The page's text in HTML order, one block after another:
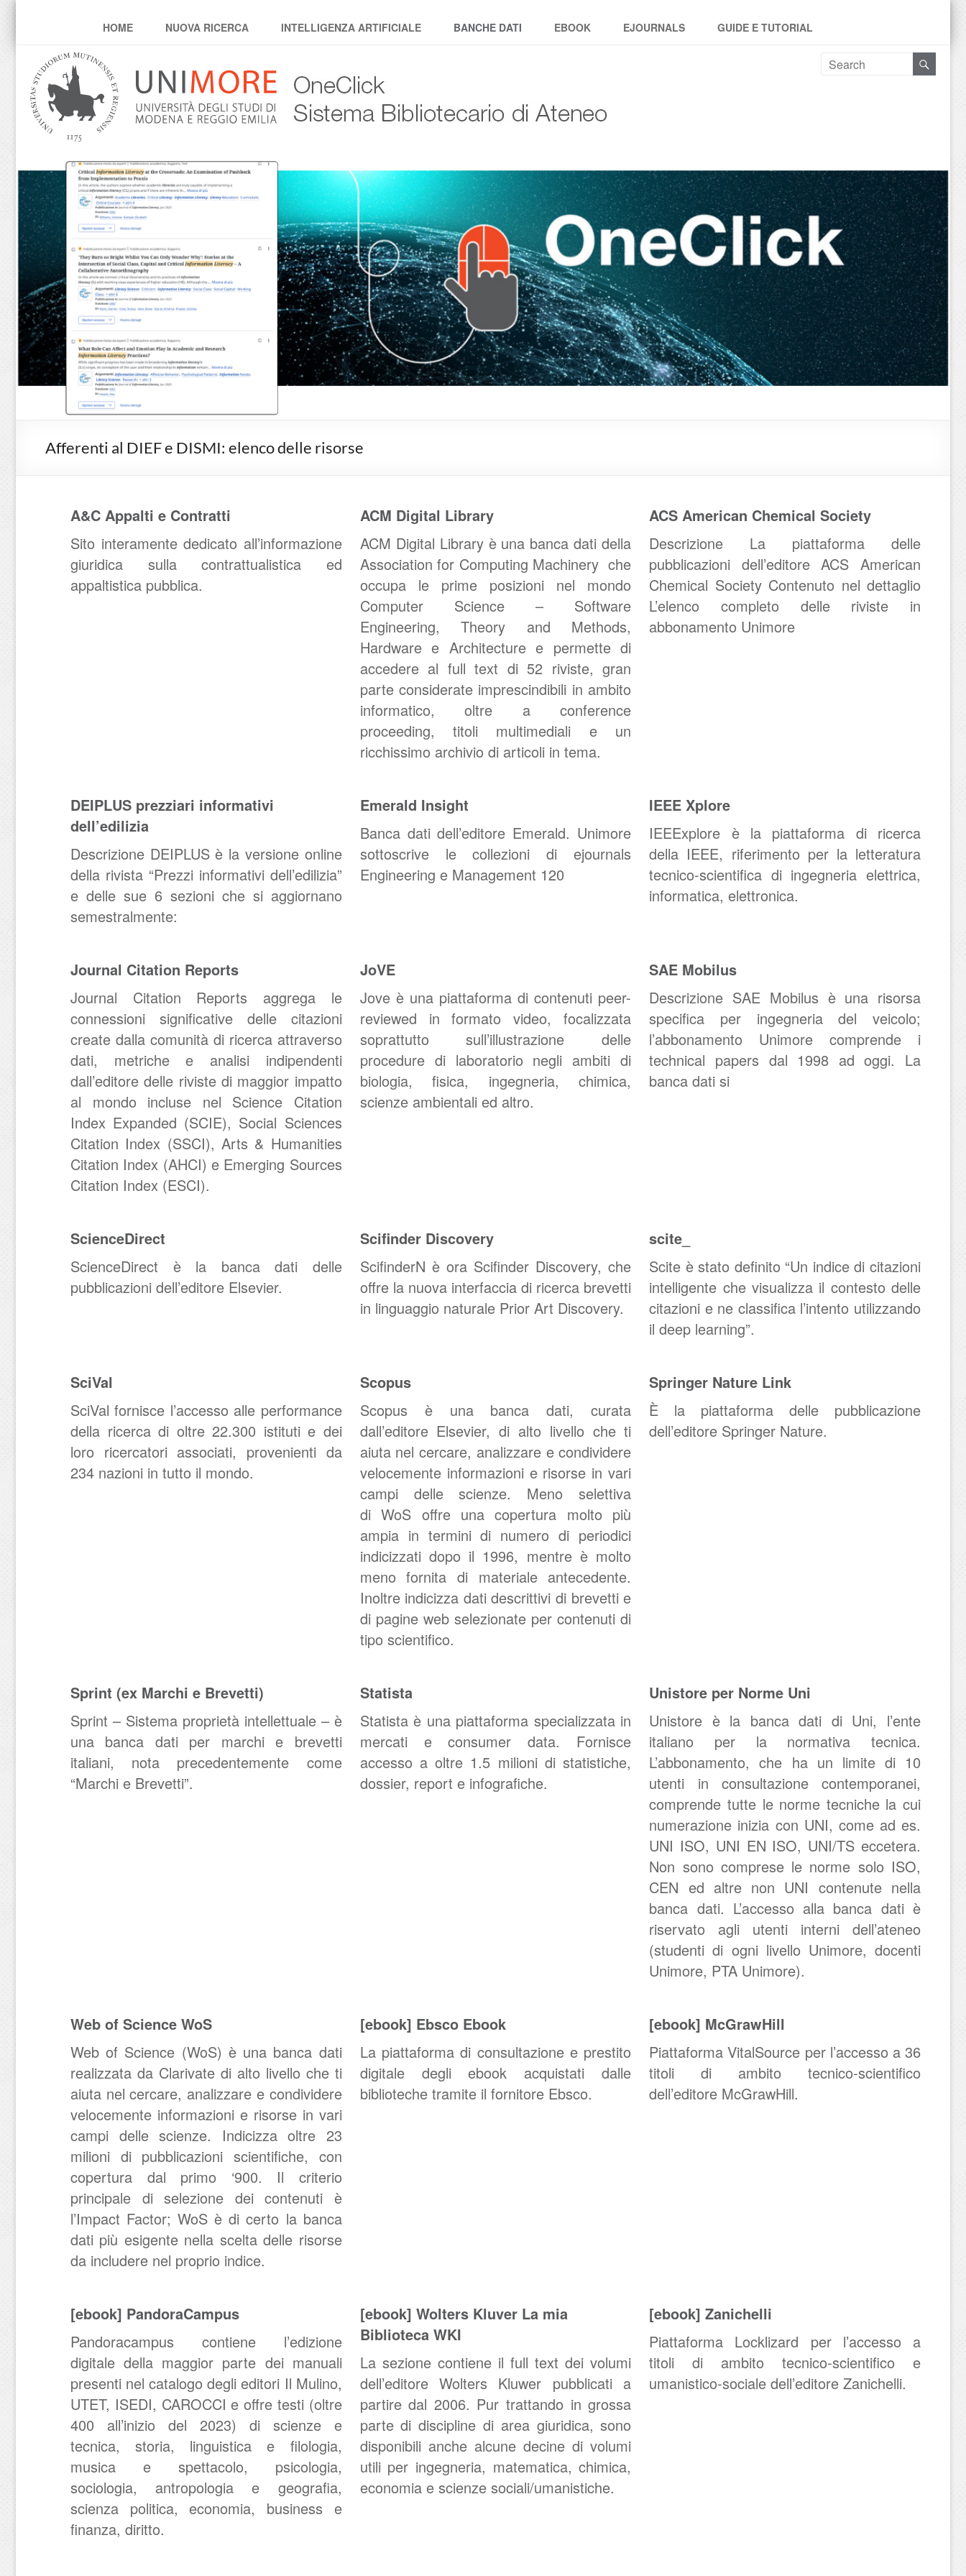
oneclick
HOME NUOVA RICERCA INTELLIGENZA ARTIFICIALE BANCHE DATI EBOOK EJOURNALS GUIDE E TUTORIAL
Afferenti al DIEF e DISMI: elenco delle risorse
A&C Appalti e Contratti
Sito interamente dedicato all’informazione
giuridica sulla contrattualistica ed
appaltistica pubblica.
ACM Digital Library
ACM Digital Library è una banca dati della
Association for Computing Machinery che
occupa le prime posizioni nel mondo
Computer Science – Software
Engineering, Theory and Methods,
Hardware e Architecture e permette di
accedere al full text di 52 riviste, gran
parte considerate imprescindibili in ambito
informatico, oltre a conference
proceeding, titoli multimediali e un
ricchissimo archivio di articoli in tema.
ACS American Chemical Society
Descrizione La piattaforma delle
pubblicazioni dell’editore ACS American
Chemical Society Contenuto nel dettaglio
L’elenco completo delle riviste in
abbonamento Unimore
DEIPLUS prezziari informativi
dell’edilizia
Descrizione DEIPLUS è la versione online
della rivista “Prezzi informativi dell’edilizia”
e delle sue 6 sezioni che si aggiornano
semestralmente:
Emerald Insight
Banca dati dell’editore Emerald. Unimore
sottoscrive le collezioni di ejournals
Engineering e Management 120
IEEE Xplore
IEEExplore è la piattaforma di ricerca
della IEEE, riferimento per la letteratura
tecnico-scientifica di ingegneria elettrica,
informatica, elettronica.
Journal Citation Reports
Journal Citation Reports aggrega le
connessioni significative delle citazioni
create dalla comunità di ricerca attraverso
dati, metriche e analisi indipendenti
dall’editore delle riviste di maggior impatto
al mondo incluse nel Science Citation
Index Expanded (SCIE), Social Sciences
Citation Index (SSCI), Arts & Humanities
Citation Index (AHCI) e Emerging Sources
Citation Index (ESCI).
JoVE
Jove è una piattaforma di contenuti peer-
reviewed in formato video, focalizzata
soprattutto sull’illustrazione delle
procedure di laboratorio negli ambiti di
biologia, fisica, ingegneria, chimica,
scienze ambientali ed altro.
SAE Mobilus
Descrizione SAE Mobilus è una risorsa
specifica per ingegneria del veicolo;
l’abbonamento Unimore comprende i
technical papers dal 1998 ad oggi. La
banca dati si
ScienceDirect
ScienceDirect è la banca dati delle
pubblicazioni dell’editore Elsevier.
Scifinder Discovery
ScifinderN è ora Scifinder Discovery, che
offre la nuova interfaccia di ricerca brevetti
in linguaggio naturale Prior Art Discovery.
scite_
Scite è stato definito “Un indice di citazioni
intelligente che visualizza il contesto delle
citazioni e ne classifica l’intento utilizzando
il deep learning”.
SciVal
SciVal fornisce l’accesso alle performance
della ricerca di oltre 22.300 istituti e dei
loro ricercatori associati, provenienti da
234 nazioni in tutto il mondo.
Scopus
Scopus è una banca dati, curata
dall’editore Elsevier, di alto livello che ti
aiuta nel cercare, analizzare e condividere
velocemente informazioni e risorse in vari
campi delle scienze. Meno selettiva
di WoS offre una copertura molto più
ampia in termini di numero di periodici
indicizzati dopo il 1996, mentre è molto
meno fornita di materiale antecedente.
Inoltre indicizza dati descrittivi di brevetti e
di pagine web selezionate per contenuti di
tipo scientifico.
Springer Nature Link
È la piattaforma delle pubblicazione
dell’editore Springer Nature.
Sprint (ex Marchi e Brevetti)
Sprint – Sistema proprietà intellettuale – è
una banca dati per marchi e brevetti
italiani, nota precedentemente come
“Marchi e Brevetti”.
Statista
Statista è una piattaforma specializzata in
mercati e consumer data. Fornisce
accesso a oltre 1.5 milioni di statistiche,
dossier, report e infografiche.
Unistore per Norme Uni
Unistore è la banca dati di Uni, l’ente
italiano per la normativa tecnica.
L’abbonamento, che ha un limite di 10
utenti in consultazione contemporanei,
comprende tutte le norme tecniche la cui
numerazione inizia con UNI, come ad es.
UNI ISO, UNI EN ISO, UNI/TS eccetera.
Non sono comprese le norme solo ISO,
CEN ed altre non UNI contenute nella
banca dati. L’accesso alla banca dati è
riservato agli utenti interni dell’ateneo
(studenti di ogni livello Unimore, docenti
Unimore, PTA Unimore).
Web of Science WoS
Web of Science (WoS) è una banca dati
realizzata da Clarivate di alto livello che ti
aiuta nel cercare, analizzare e condividere
velocemente informazioni e risorse in vari
campi delle scienze. Indicizza oltre 23
milioni di pubblicazioni scientifiche, con
copertura dal primo ‘900. Il criterio
principale di selezione dei contenuti è
l’Impact Factor; WoS è di certo la banca
dati più esigente nella scelta delle risorse
da includere nel proprio indice.
[ebook] Ebsco Ebook
La piattaforma di consultazione e prestito
digitale degli ebook acquistati dalle
biblioteche tramite il fornitore Ebsco.
[ebook] McGrawHill
Piattaforma VitalSource per l’accesso a 36
titoli di ambito tecnico-scientifico
dell’editore McGrawHill.
[ebook] PandoraCampus
Pandoracampus contiene l’edizione
digitale della maggior parte dei manuali
presenti nel catalogo degli editori Il Mulino,
UTET, ISEDI, CAROCCI e offre testi (oltre
400 all’inizio del 2023) di scienze e
tecnica, storia, linguistica e filologia,
musica e spettacolo, psicologia,
sociologia, antropologia e geografia,
scienza politica, economia, business e
finanza, diritto.
[ebook] Wolters Kluver La mia
Biblioteca WKI
La sezione contiene il full text dei volumi
dell’editore Wolters Kluwer pubblicati a
partire dal 2006. Pur trattando in grossa
parte di discipline di area giuridica, sono
disponibili anche alcune decine di volumi
utili per ingegneria, matematica, chimica,
economia e scienze sociali/umanistiche.
[ebook] Zanichelli
Piattaforma Locklizard per l’accesso a
titoli di ambito tecnico-scientifico e
umanistico-sociale dell’editore Zanichelli.